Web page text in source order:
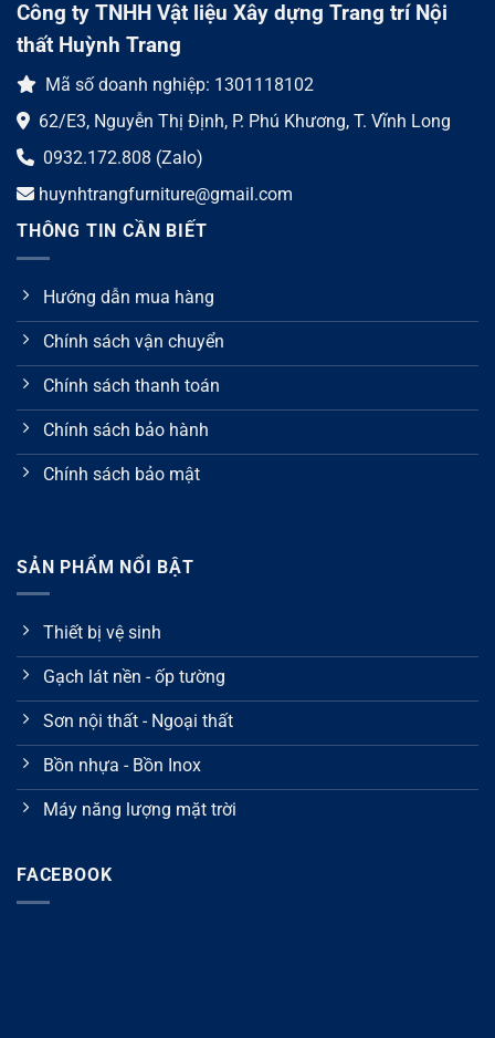
Công ty TNHH Vật liệu Xây dựng Trang trí Nội
thất Huỳnh Trang
Mã số doanh nghiệp: 1301118102
62/E3, Nguyễn Thị Định, P. Phú Khương, T. Vĩnh Long
0932.172.808 (Zalo)
huynhtrangfurniture@gmail.com
THÔNG TIN CẦN BIẾT
Hướng dẫn mua hàng
Chính sách vận chuyển
Chính sách thanh toán
Chính sách bảo hành
Chính sách bảo mật
SẢN PHẨM NỔI BẬT
Thiết bị vệ sinh
Gạch lát nền - ốp tường
Sơn nội thất - Ngoại thất
Bồn nhựa - Bồn Inox
Máy năng lượng mặt trời
FACEBOOK